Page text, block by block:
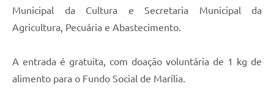
Municipal da Cultura e Secretaria Municipal da
Agricultura, Pecuária e Abastecimento.
A entrada é gratuita, com doação voluntária de 1 kg de
alimento para o Fundo Social de Marília.